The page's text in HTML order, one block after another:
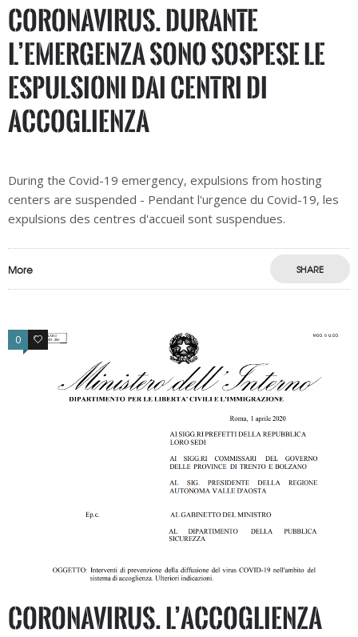
CORONAVIRUS. Durante
l’emergenza sono sospese le
espulsioni dai centri di
accoglienza
During the Covid-19 emergency, expulsions from hosting
centers are suspended - Pendant l'urgence du Covid-19, les
expulsions des centres d'accueil sont suspendues.
More SHARE
0 0
CORONAVIRUS. L’accoglienza